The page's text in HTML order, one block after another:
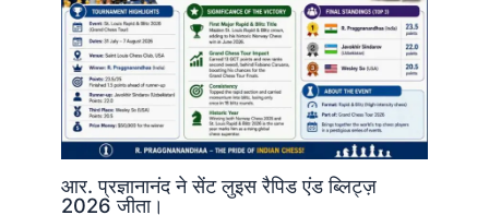
आर. प्रज्ञानानंद ने सेंट लुइस रैपिड एंड ब्लिट्ज़
2026 जीता।